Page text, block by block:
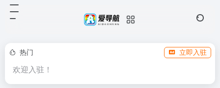
热门 立即入驻
欢迎入驻！